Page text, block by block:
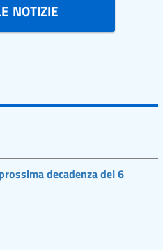
NOTIZIE
decadenza del 6